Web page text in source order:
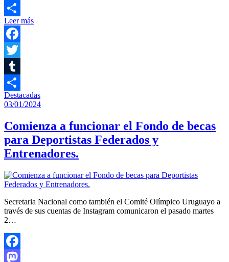
Email
Compartir
Leer más
Facebook
Twitter
Tumblr
Compartir
Destacadas
03/01/2024
Comienza a funcionar el Fondo de becas
para Deportistas Federados y
Entrenadores.
Secretaria Nacional como también el Comité Olímpico Uruguayo a
través de sus cuentas de Instagram comunicaron el pasado martes
2…
Facebook